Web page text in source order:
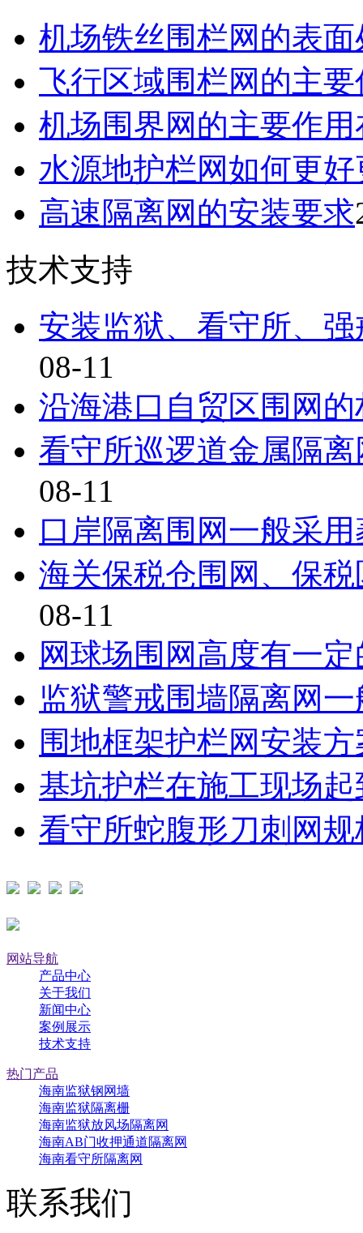
机场铁丝围栏网的表
飞行区域围栏网的主
机场围界网的主要作
水源地护栏网如何更
高速隔离网的安装要求
技术支持
安装监狱、看守所、
08-11
沿海港口自贸区围网
看守所巡逻道金属隔
08-11
口岸隔离围网一般采
海关保税仓围网、保
08-11
网球场围网高度有一
监狱警戒围墙隔离网
围地框架护栏网安装方
基坑护栏在施工现场
看守所蛇腹形刀刺网
网站导航
产品中心
关于我们
新闻中心
案例展示
技术支持
热门产品
海南监狱钢网墙
海南监狱隔离栅
海南监狱放风场隔离网
海南AB门收押通道隔离网
海南看守所隔离网
联系我们